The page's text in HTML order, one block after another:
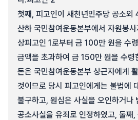
첫째, 피고인이 새천년민주당 공소외
산하 국민참여운동본부에서 자원봉
상피고인 1로부터 금 100만 원을 수
금액을 초과하여 금 150만 원을 수령
돈은 국민참여운동본부 상근자에게
것이므로 당시 피고인에게는 불법에
불구하고, 원심은 사실을 오인하거나
공소사실을 유죄로 인정하였고, 둘째,